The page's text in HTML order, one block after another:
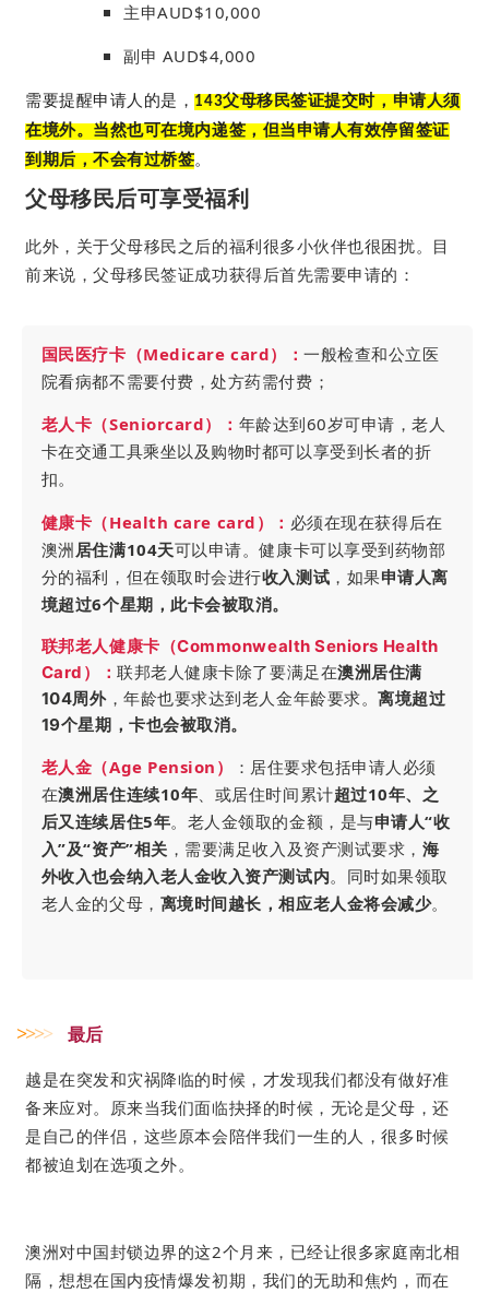
主申AUD$10,000
副申 AUD$4,000
需要提醒申请人的是， 143父母移民签证提交时，申请人须
在境外。 当然也可在境内递签，但当申请人有效停留签证
到期后，不会有过桥签。
父母移民后可享受福利
此外，关于父母移民之后的福利很多小伙伴也很困扰。
目
前来说，父母移民签证成功获得后首先需要申请的：
国民医疗卡（Medicare card）：一般检查和公立医
院看病都不需要付费，处方药需付费；
老人卡（Seniorcard）： 年龄达到60岁可申请，老人
卡在交通工具乘坐以及购物时都可以享受到长者的折
扣。
健康卡（Health care card）： 必须在现在获得后在
澳洲 居住满104天可以申请。健康卡可以享受到药物部
分的福利，但在领取时会进行收入测试 ，如果申请人离
境超过6个星期，此卡会被取消。
联邦老人健康卡（Commonwealth Seniors Health
Card）：联邦老人健康卡除了要满足在澳洲居住满
104周外，年龄也要求达到老人金年龄要求。离境超过
19个星期，卡也会被取消。
老人金（Age Pension）
：居住要求包括申请人必须
在澳洲居住连续10年、或居住时间累计超过10年、之
后又连续居住5年。老人金领取的金额，是与申请人“收
入”及“资产”相关 ，需要满足收入及资产测试要求， 海
外收入也会纳入老人金收入资产测试内。同时如果领取
老人金的父母， 离境时间越长，相应老人金将会减少。
>>>> 最后
越是在突发和灾祸降临的时候，才发现我们都没有做好准
备来应对。
原来当我们面临抉择的时候，无论是父母，还
是自己的伴侣，这些原本会陪伴我们一生的人，很多时候
都被迫划在选项之外。
澳洲对中国封锁边界的这2个月来，已经让很多家庭南北相
隔，想想在国内疫情爆发初期，我们的无助和焦灼，而在